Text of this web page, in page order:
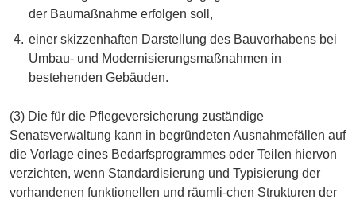
der Baumaßnahme erfolgen soll,
einer skizzenhaften Darstellung des Bauvorhabens bei
Umbau- und Modernisierungsmaßnahmen in
bestehenden Gebäuden.
(3) Die für die Pflegeversicherung zuständige
Senatsverwaltung kann in begründeten Ausnahmefällen auf
die Vorlage eines Bedarfsprogrammes oder Teilen hiervon
verzichten, wenn Standardisierung und Typisierung der
vorhandenen funktionellen und räumli-chen Strukturen der